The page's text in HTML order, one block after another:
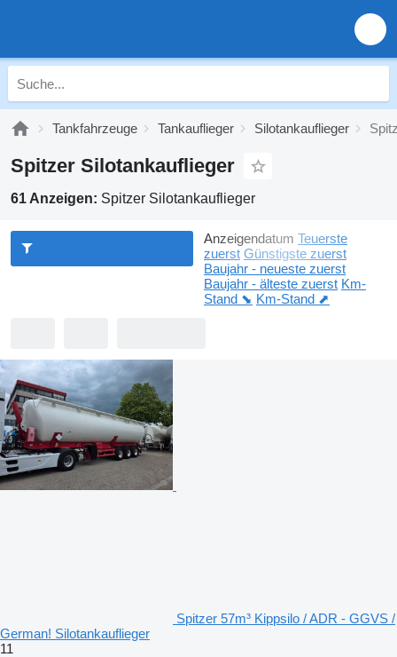
Tankfahrzeuge Tankauflieger Silotankauflieger
Spitzer Silotankauflieger
61 Anzeigen: Spitzer Silotankauflieger
Anzeigendatum Teuerste
zuerst Günstigste zuerst
Baujahr - neueste zuerst
Baujahr - älteste zuerst Km-
Stand ⬊ Km-Stand ⬈
Spitzer 57m³ Kippsilo / ADR - GGVS /
German! Silotankauflieger
11